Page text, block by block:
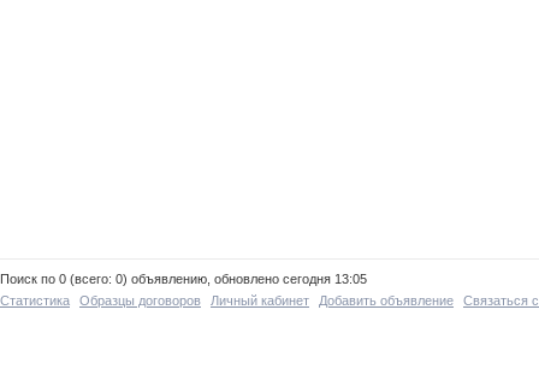
Поиск по 0 (всего: 0) объявлению, обновлено сегодня 13:05
Статистика
Образцы договоров Личный кабинет Добавить объявление Связаться